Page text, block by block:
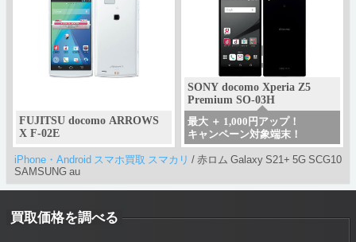
FUJITSU docomo ARROWS
X F-02E
SONY docomo Xperia Z5
Premium SO-03H
最大 ＋ 1,000円アップ！
キャンペーン対象端末！
iPhone・Android スマホ買取 スマカリ / 赤ロム Galaxy S21+ 5G SCG10
SAMSUNG au
買取価格を調べる